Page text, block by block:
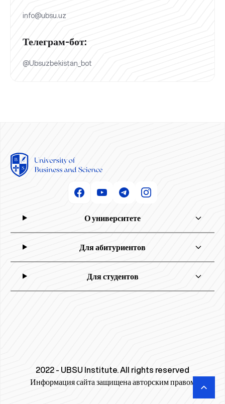
info@ubsu.uz
Телеграм-бот:
@Ubsuzbekistan_bot
О университете
Для абитуриентов
Для студентов
2022 - UBSU Institute. All rights reserved
Информация сайта защищена авторским правом